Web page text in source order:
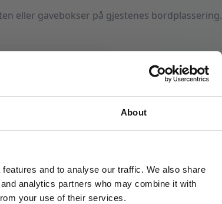
About
and to analyse our traffic. We also share
analytics partners who may combine it with
your use of their services.
eller gavebokser på gjestenes bordplassering.
masse